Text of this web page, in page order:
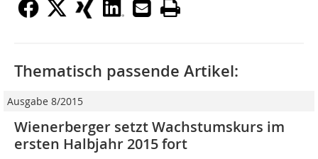
Thematisch passende Artikel:
Ausgabe 8/2015
Wienerberger setzt Wachstumskurs im
ersten Halbjahr 2015 fort